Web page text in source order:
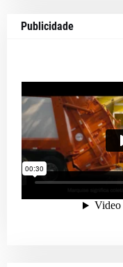
Publicidade